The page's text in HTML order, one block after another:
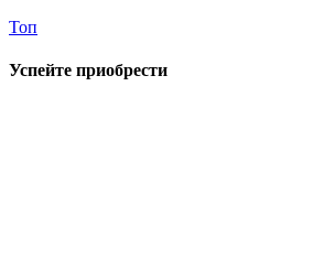
Топ
Успейте приобрести